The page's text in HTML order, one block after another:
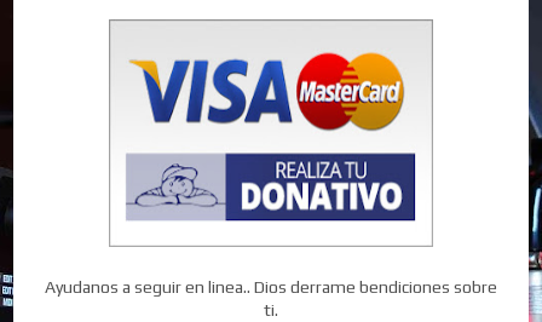
Ayudanos a seguir en linea.. Dios derrame bendiciones sobre
ti.